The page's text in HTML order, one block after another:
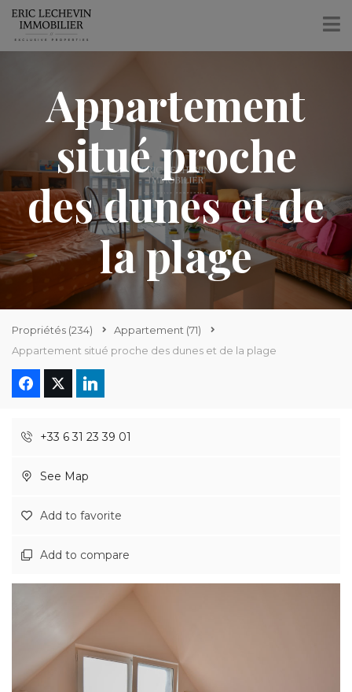
Appartement
situé proche
des dunes et de
la plage
Propriétés (234) Appartement (71)
Appartement situé proche des dunes et de la plage
+33 6 31 23 39 01
See Map
Add to favorite
Add to compare